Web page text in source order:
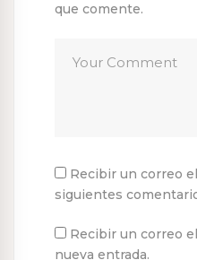
que comente.
Recibir un correo
siguientes
Recibir un correo
nueva entrada.